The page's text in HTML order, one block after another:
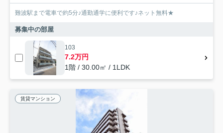
難波駅まで電車で約5分♪通勤通学に便利です♪ネット無料★
募集中の部屋
103
7.2万円
1階 / 30.00㎡ / 1LDK
賃貸マンション